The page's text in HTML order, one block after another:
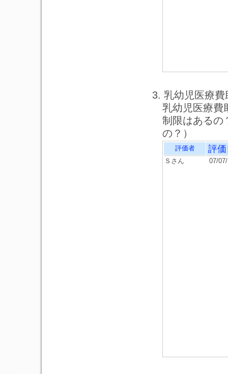
3. 乳幼児医療費
乳幼児医療費
制限はあるの
の？）
評価者 評
Ｓさん 07/